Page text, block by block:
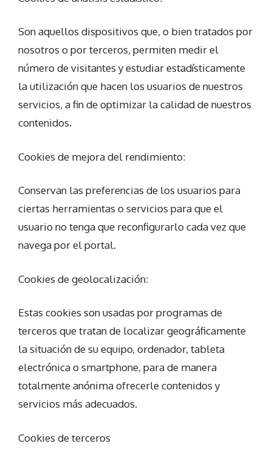
Son aquellos dispositivos que, o bien tratados por
nosotros o por terceros, permiten medir el
número de visitantes y estudiar estadísticamente
la utilización que hacen los usuarios de nuestros
servicios, a fin de optimizar la calidad de nuestros
contenidos.
Cookies de mejora del rendimiento:
Conservan las preferencias de los usuarios para
ciertas herramientas o servicios para que el
usuario no tenga que reconfigurarlo cada vez que
navega por el portal.
Cookies de geolocalización:
Estas cookies son usadas por programas de
terceros que tratan de localizar geográficamente
la situación de su equipo, ordenador, tableta
electrónica o smartphone, para de manera
totalmente anónima ofrecerle contenidos y
servicios más adecuados.
Cookies de terceros